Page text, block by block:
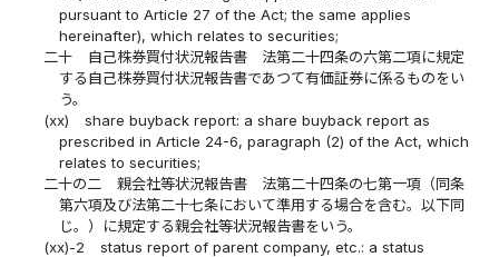
pursuant to Article 27 of the Act; the same applies
hereinafter), which relates to securities;
二十
自己株券買付状況報告書 法第二十四条の六第二項に規定
する自己株券買付状況報告書であつて有価証券に係るものをい
う。
(xx)
share buyback report: a share buyback report as
prescribed in Article 24-6, paragraph (2) of the Act, which
relates to securities;
二十の二
親会社等状況報告書 法第二十四条の七第一項（同条
第六項及び法第二十七条において準用する場合を含む。以下同
じ。）に規定する親会社等状況報告書をいう。
(xx)-2
status report of parent company, etc.: a status